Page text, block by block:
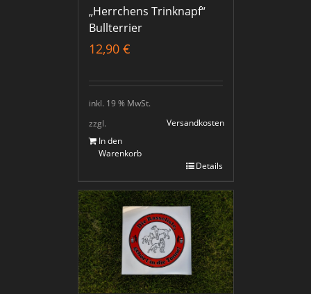
„Herrchens Trinknapf“
Bullterrier
12,90 €
inkl. 19 % MwSt.
zzgl.
Versandkosten
In den
Warenkorb
Details